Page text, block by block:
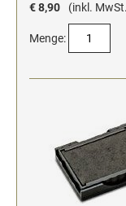
€ 8,90
(inkl.
Menge: